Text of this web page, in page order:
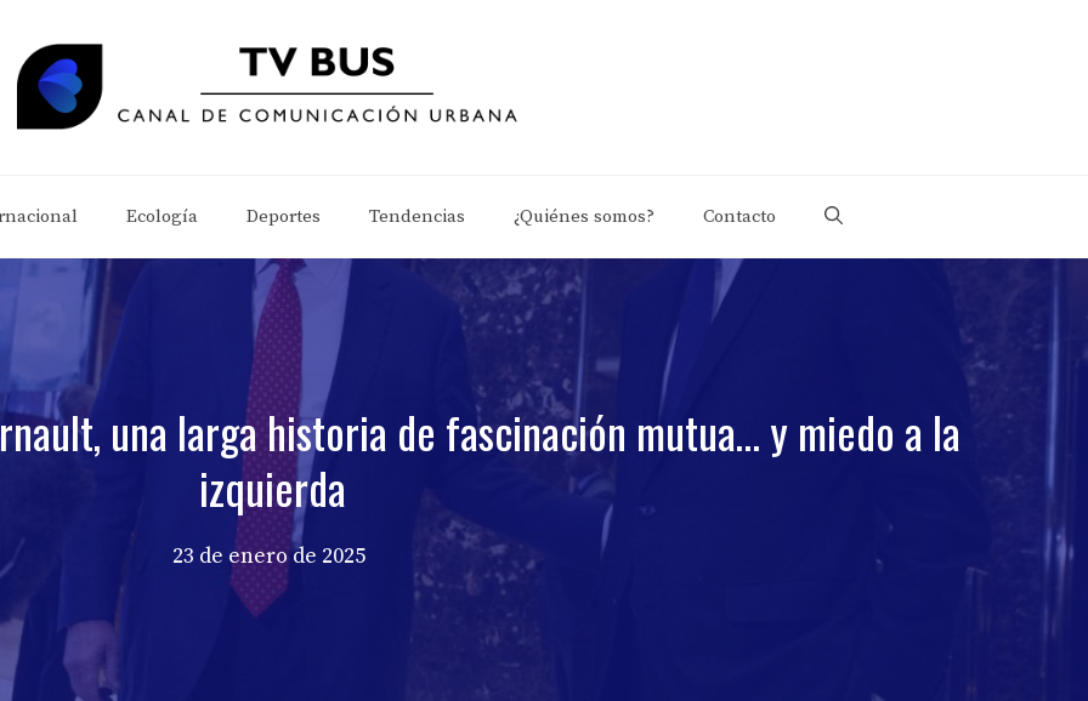
Ecología Deportes Tendencias ¿Quiénes somos? Contacto
una larga historia de fascinación mutua… y miedo a la
izquierda
23 de enero de 2025